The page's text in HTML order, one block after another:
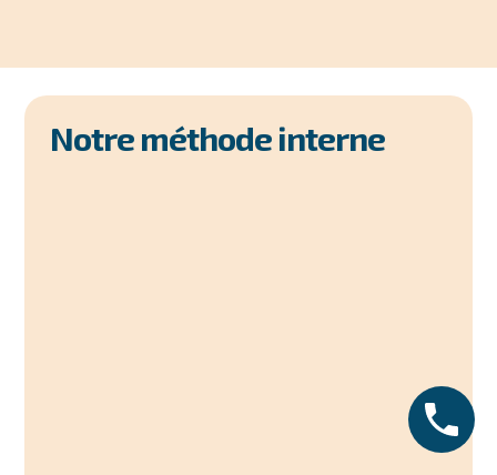
Notre méthode interne